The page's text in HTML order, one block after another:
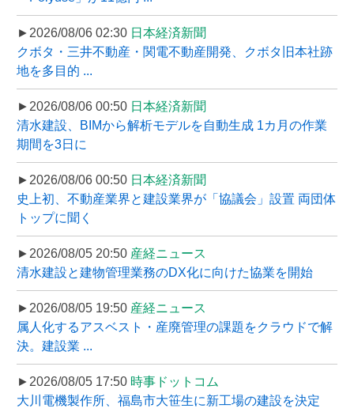
►2026/08/06 02:30 日本経済新聞
クボタ・三井不動産・関電不動産開発、クボタ旧本社跡
地を多目的 ...
►2026/08/06 00:50 日本経済新聞
清水建設、BIMから解析モデルを自動生成 1カ月の作業
期間を3日に
►2026/08/06 00:50 日本経済新聞
史上初、不動産業界と建設業界が「協議会」設置 両団体
トップに聞く
►2026/08/05 20:50 産経ニュース
清水建設と建物管理業務のDX化に向けた協業を開始
►2026/08/05 19:50 産経ニュース
属人化するアスベスト・産廃管理の課題をクラウドで解
決。建設業 ...
►2026/08/05 17:50 時事ドットコム
大川電機製作所、福島市大笹生に新工場の建設を決定